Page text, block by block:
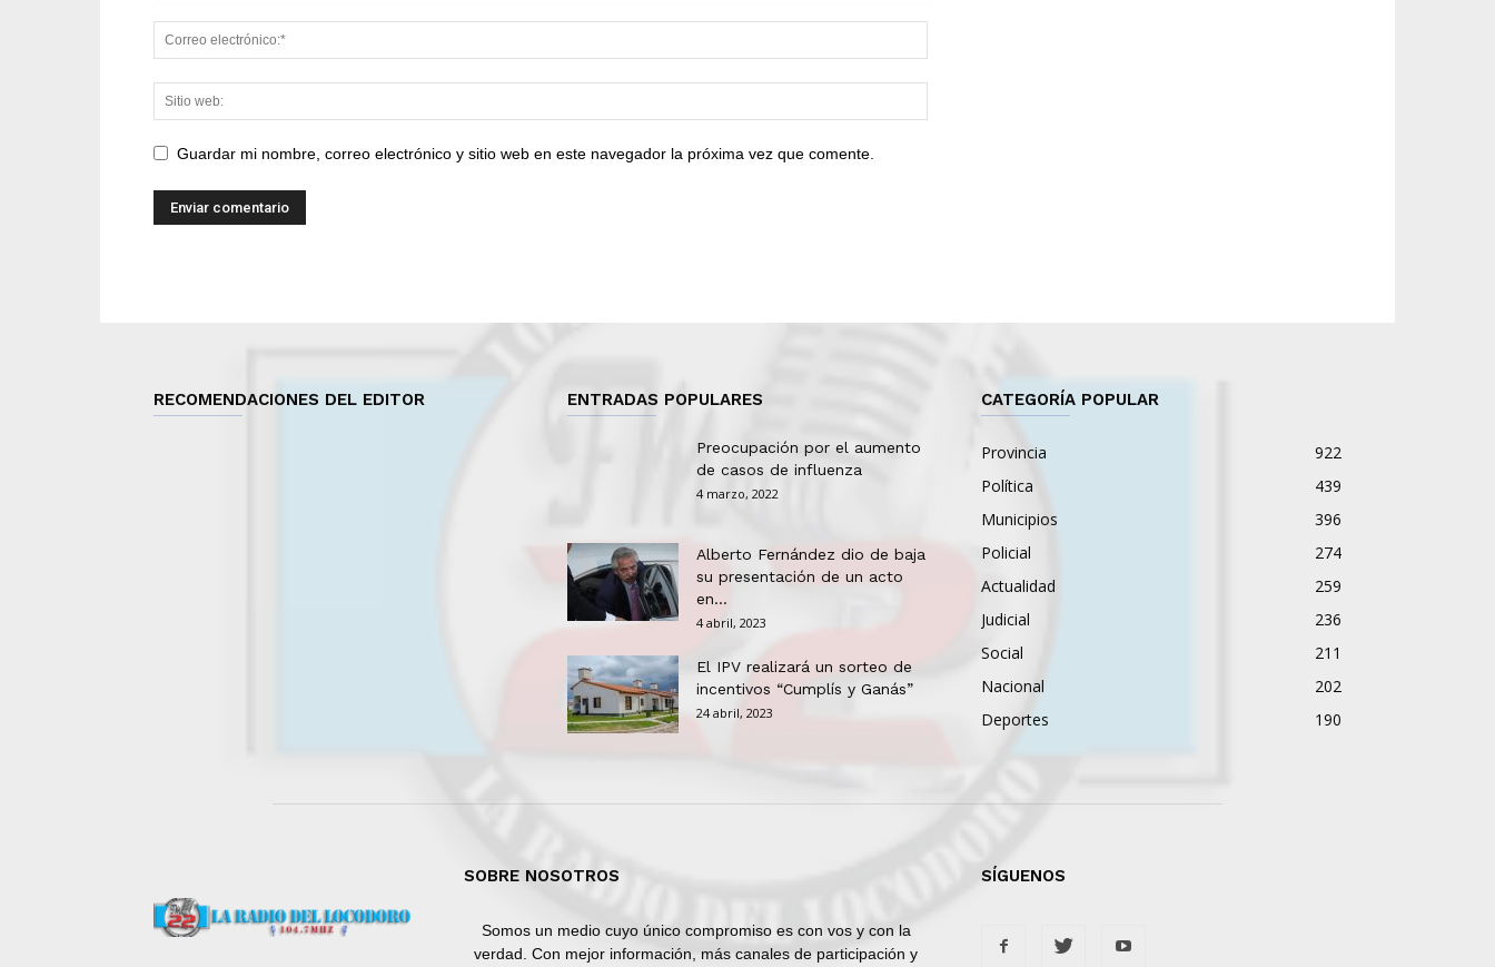
Guardar mi nombre, correo electrónico y sitio web en este navegador la próxima vez que comente.
RECOMENDACIONES DEL EDITOR ENTRADAS POPULARES
Preocupación por el aumento
de casos de influenza
4 marzo, 2022
Alberto Fernández dio de baja
su presentación de un acto
en...
4 abril, 2023
El IPV realizará un sorteo de
incentivos “Cumplís y Ganás”
24 abril, 2023
CATEGORÍA POPULAR
Provincia
922
Política
439
Municipios
396
Policial
274
Actualidad
259
Judicial
236
Social
211
Nacional
202
Deportes
190
SOBRE NOSOTROS
Somos un medio cuyo único compromiso es con vos y con la
verdad. Con mejor información, más canales de participación y
SÍGUENOS